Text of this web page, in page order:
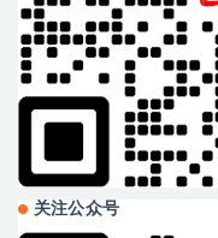
关注公众号